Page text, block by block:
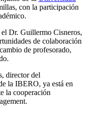
con la participación
Dr. Guillermo Cisneros,
de colaboración
de profesorado,
director del
la IBERO, ya está en
la cooperación